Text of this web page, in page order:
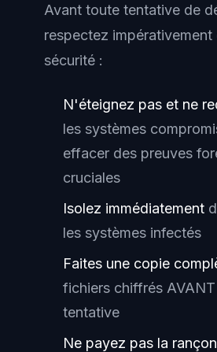
Avant toute tentative de
respectez
sécurité :
N'éteignez pas et ne
les systèmes
effacer des preuves
cruciales
Isolez immédiatement
les systèmes infectés
Faites une copie
fichiers chiffrés
tentative
Ne payez pas la rançon